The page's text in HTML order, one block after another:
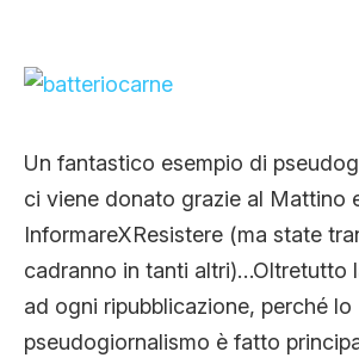
CONTATTI
CHI SIAMO
Un fantastico esempio di
ci viene donato grazie al Mattino
InformareXResistere (ma state
cadranno in tanti altri)…Oltretutto
ad ogni ripubblicazione, perché lo
pseudogiornalismo è fatto